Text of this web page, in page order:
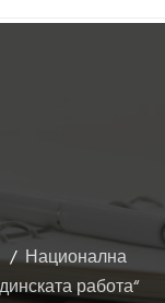
Национална
работа“